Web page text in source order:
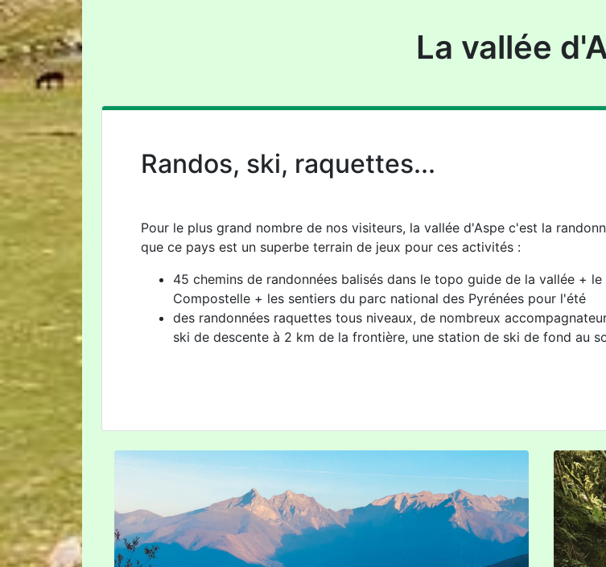
La vallée
Randos, ski, raquettes...
Pour le plus grand nombre de nos visiteurs, la vallée d'Aspe c'est la
que ce pays est un superbe terrain de jeux pour ces activités :
45 chemins de randonnées balisés dans le topo guide de la vallée +
Compostelle + les sentiers du parc national des Pyrénées pour l'été
des randonnées raquettes tous niveaux, de nombreux
ski de descente à 2 km de la frontière, une station de ski de fond au